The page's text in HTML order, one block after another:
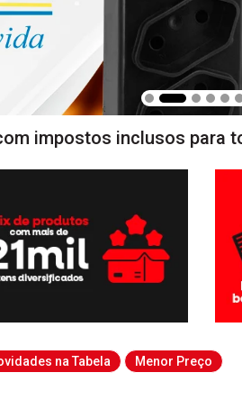
impostos inclusos para
na Tabela Menor Preço